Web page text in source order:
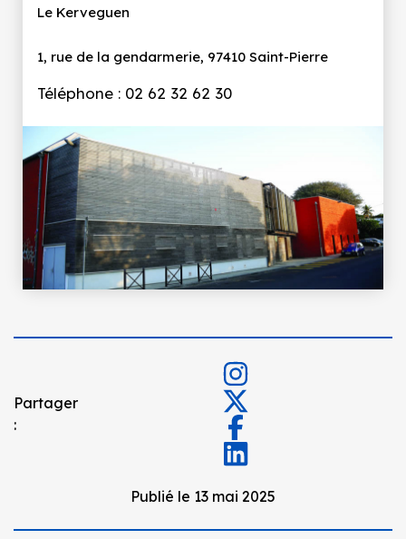
Le Kerveguen
1, rue de la gendarmerie, 97410 Saint-Pierre
Téléphone : 02 62 32 62 30
Partager
:
Publié le 13 mai 2025